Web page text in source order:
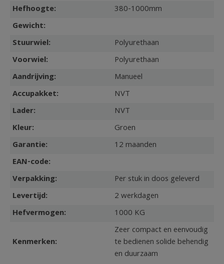
Hefhoogte:
380-1000mm
Gewicht:
Stuurwiel:
Polyurethaan
Voorwiel:
Polyurethaan
Aandrijving:
Manueel
Accupakket:
NVT
Lader:
NVT
Kleur:
Groen
Garantie:
12 maanden
EAN-code:
Verpakking:
Per stuk in doos geleverd
Levertijd:
2 werkdagen
Hefvermogen:
1000 KG
Kenmerken:
Zeer compact en eenvoudig
te bedienen solide behendig
en duurzaam